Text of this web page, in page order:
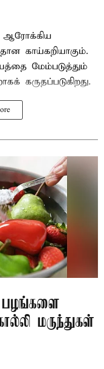
ஆரோக்கிய
காய்கறியாகும்.
மேம்படுத்தும்
கருதப்படுகிறது.
பழங்களை
மருந்துகள்